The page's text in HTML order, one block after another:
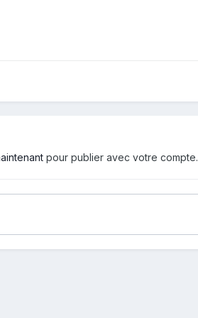
pour publier avec votre compte.